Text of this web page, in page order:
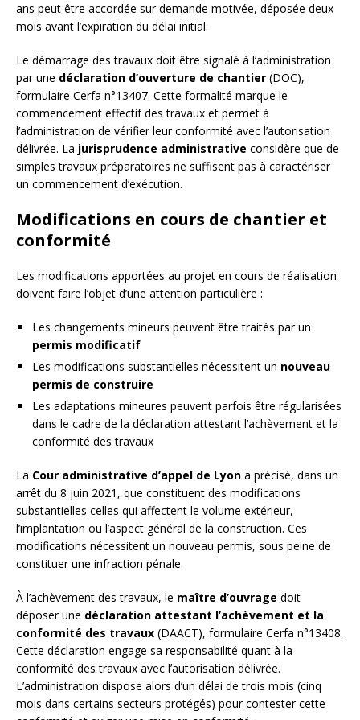
ans peut être accordée sur demande motivée, déposée deux
mois avant l’expiration du délai initial.
Le démarrage des travaux doit être signalé à l’administration
par une déclaration d’ouverture de chantier (DOC),
formulaire Cerfa n°13407. Cette formalité marque le
commencement effectif des travaux et permet à
l’administration de vérifier leur conformité avec l’autorisation
délivrée. La jurisprudence administrative considère que de
simples travaux préparatoires ne suffisent pas à caractériser
un commencement d’exécution.
Modifications en cours de chantier et
conformité
Les modifications apportées au projet en cours de réalisation
doivent faire l’objet d’une attention particulière :
Les changements mineurs peuvent être traités par un
permis modificatif
Les modifications substantielles nécessitent un nouveau
permis de construire
Les adaptations mineures peuvent parfois être régularisées
dans le cadre de la déclaration attestant l’achèvement et la
conformité des travaux
La Cour administrative d’appel de Lyon a précisé, dans un
arrêt du 8 juin 2021, que constituent des modifications
substantielles celles qui affectent le volume extérieur,
l’implantation ou l’aspect général de la construction. Ces
modifications nécessitent un nouveau permis, sous peine de
constituer une infraction pénale.
À l’achèvement des travaux, le maître d’ouvrage doit
déposer une déclaration attestant l’achèvement et la
conformité des travaux (DAACT), formulaire Cerfa n°13408.
Cette déclaration engage sa responsabilité quant à la
conformité des travaux avec l’autorisation délivrée.
L’administration dispose alors d’un délai de trois mois (cinq
mois dans certains secteurs protégés) pour contester cette